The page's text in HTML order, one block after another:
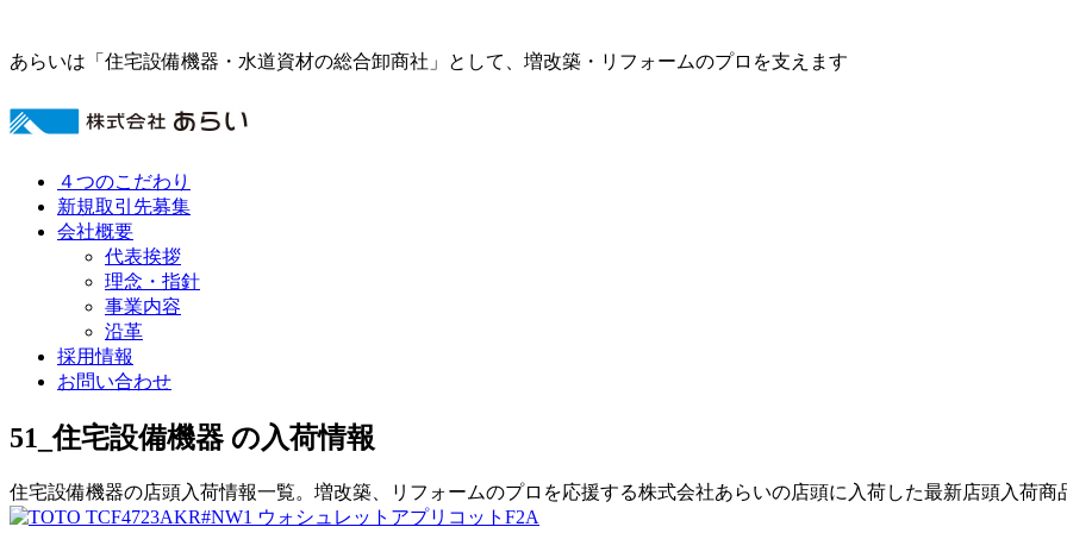
あらいは「住宅設備機器・水道資材の総合卸商社」として、増改築・リフォームのプロを支えます
４つのこだわり
新規取引先募集
会社概要
代表挨拶
理念・指針
事業内容
沿革
採用情報
お問い合わせ
51_住宅設備機器 の入荷情報
住宅設備機器の店頭入荷情報一覧。増改築、リフォームのプロを応援する株式会社あらいの店頭に入荷した最新店頭入荷商